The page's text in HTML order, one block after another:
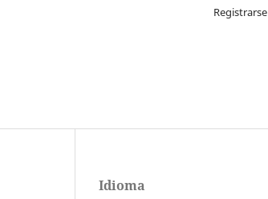
Registrarse
Idioma